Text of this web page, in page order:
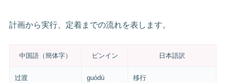
計画から実行、定着までの流れを表します。
中国語（簡体字） ピンイン 日本語訳
过渡 guòdù 移行